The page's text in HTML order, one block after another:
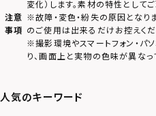
注意
事項
変化）します。素材の特性としてご
※故障・変色・紛失の原因となり
のご使用は出来るだけお控えくだ
※撮影環境やスマートフォン・パ
り、画面上と実物の色味が異なっ